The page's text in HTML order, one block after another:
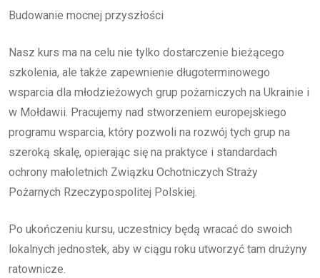
Budowanie mocnej przyszłości
Nasz kurs ma na celu nie tylko dostarczenie bieżącego
szkolenia, ale także zapewnienie długoterminowego
wsparcia dla młodzieżowych grup pożarniczych na Ukrainie i
w Mołdawii. Pracujemy nad stworzeniem europejskiego
programu wsparcia, który pozwoli na rozwój tych grup na
szeroką skalę, opierając się na praktyce i standardach
ochrony małoletnich Związku Ochotniczych Straży
Pożarnych Rzeczypospolitej Polskiej.
Po ukończeniu kursu, uczestnicy będą wracać do swoich
lokalnych jednostek, aby w ciągu roku utworzyć tam drużyny
ratownicze.